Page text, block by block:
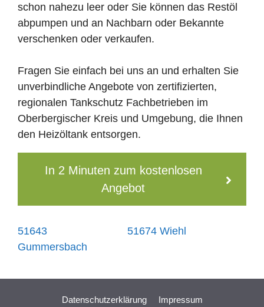
schon nahezu leer oder Sie können das Restöl
abpumpen und an Nachbarn oder Bekannte
verschenken oder verkaufen.
Fragen Sie einfach bei uns an und erhalten Sie
unverbindliche Angebote von zertifizierten,
regionalen Tankschutz Fachbetrieben im
Oberbergischer Kreis und Umgebung, die Ihnen
den Heizöltank entsorgen.
In 2 Minuten zum kostenlosen
Angebot
51643
Gummersbach
51674 Wiehl
Datenschutzerklärung Impressum